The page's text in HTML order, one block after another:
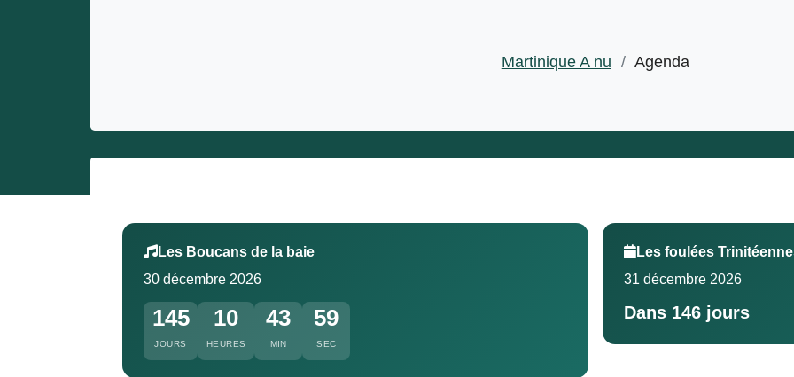
Martinique A nu / Agenda
Les Boucans de la baie
30 décembre 2026
145
JOURS
10
HEURES
43
MIN
59
SEC
Les foulées
31 décembre 2026
Dans 146 jours